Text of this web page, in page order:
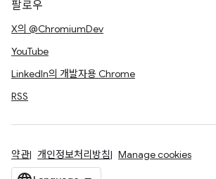
팔로우
X의 @ChromiumDev
YouTube
LinkedIn의 개발자용 Chrome
RSS
약관 개인정보처리방침 Manage cookies